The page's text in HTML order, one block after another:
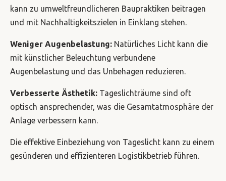
kann zu umweltfreundlicheren Baupraktiken beitragen
und mit Nachhaltigkeitszielen in Einklang stehen.
Weniger Augenbelastung: Natürliches Licht kann die
mit künstlicher Beleuchtung verbundene
Augenbelastung und das Unbehagen reduzieren.
Verbesserte Ästhetik: Tageslichträume sind oft
optisch ansprechender, was die Gesamtatmosphäre der
Anlage verbessern kann.
Die effektive Einbeziehung von Tageslicht kann zu einem
gesünderen und effizienteren Logistikbetrieb führen.